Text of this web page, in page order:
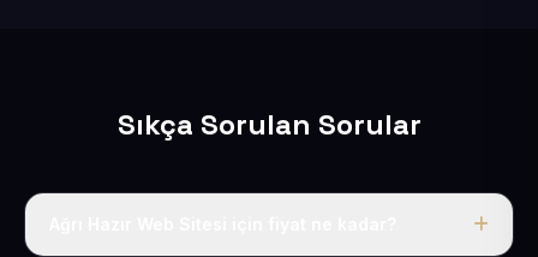
Sıkça Sorulan Sorular